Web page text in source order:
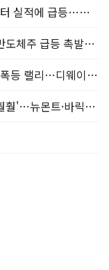
[美증시 특징주] 일라이릴리, 블록버스터 실적에 급등…마운자로 매출 폭발
[美증시 특징주] 캐터필러 '어닝서프' 반도체주 급등 촉발…"AI 데이터센터 건설 강력"
[美증시 특징주] 양자컴퓨팅 오랜만에 폭등 랠리…디웨이브·아이온큐 주도
[美증시 특징주] 금값 급등에 광산주 '훨훨'…뉴몬트·바릭마이닝 주도